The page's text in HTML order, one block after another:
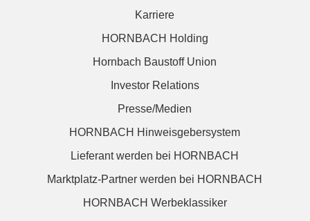
Karriere
HORNBACH Holding
Hornbach Baustoff Union
Investor Relations
Presse/Medien
HORNBACH Hinweisgebersystem
Lieferant werden bei HORNBACH
Marktplatz-Partner werden bei HORNBACH
HORNBACH Werbeklassiker